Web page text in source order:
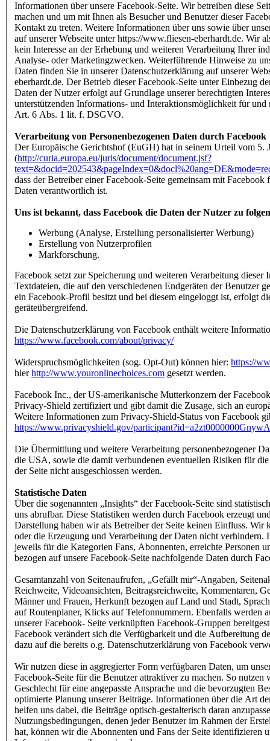
Informationen über unsere Facebook-Seite. Wir betreiben diese
machen und um mit Ihnen als Besucher und Benutzer dieser
Kontakt zu treten. Weitere Informationen über uns sowie über
auf unserer Webseite unter https://www.fliesen-eberhardt.de. Wir
kein Interesse an der Erhebung und weiteren Verarbeitung Ihrer
Analyse- oder Marketingzwecken. Weiterführende Hinweise zu
Daten finden Sie in unserer Datenschutzerklärung auf unserer
eberhardt.de. Der Betrieb dieser Facebook-Seite unter Einbezug
Daten der Nutzer erfolgt auf Grundlage unserer berechtigten
unterstützenden Informations- und Interaktionsmöglichkeit für
Art. 6 Abs. 1 lit. f. DSGVO.
Verarbeitung von Personenbezogenen Daten durch Facebook
Der Europäische Gerichtshof (EuGH) hat in seinem Urteil vom 5.
(http://curia.europa.eu/juris/document/document.jsf?
dass der Betreiber einer Facebook-Seite gemeinsam mit
Daten verantwortlich ist.
Uns ist bekannt, dass Facebook die Daten der Nutzer zu
Werbung (Analyse, Erstellung personalisierter Werbung)
Erstellung von Nutzerprofilen
Markforschung.
Facebook setzt zur Speicherung und weiteren Verarbeitung
Textdateien, die auf den verschiedenen Endgeräten der Benutzer
ein Facebook-Profil besitzt und bei diesem eingeloggt ist, erfolgt
geräteübergreifend.
Die Datenschutzerklärung von Facebook enthält weitere
https://www.facebook.com/about/privacy/
Widerspruchsmöglichkeiten (sog. Opt-Out) können hier: https://
hierhttp://www.youronlinechoices.com gesetzt werden.
Facebook Inc., der US-amerikanische Mutterkonzern der
Privacy-Shield zertifiziert und gibt damit die Zusage, sich an
Weitere Informationen zum Privacy-Shield-Status von Facebook
https://www.privacyshield.gov/
Die Übermittlung und weitere Verarbeitung personenbezogener
die USA, sowie die damit verbundenen eventuellen Risiken für
der Seite nicht ausgeschlossen werden.
Statistische Daten
Über die sogenannten „Insights“ der Facebook-Seite sind
uns abrufbar. Diese Statistiken werden durch Facebook erzeugt
Darstellung haben wir als Betreiber der Seite keinen Einfluss. Wir
oder die Erzeugung und Verarbeitung der Daten nicht verhindern.
jeweils für die Kategorien Fans, Abonnenten, erreichte Personen
bezogen auf unsere Facebook-Seite nachfolgende Daten durch
Gesamtanzahl von Seitenaufrufen, „Gefällt mir“-Angaben,
Reichweite, Videoansichten, Beitragsreichweite, Kommentaren,
Männer und Frauen, Herkunft bezogen auf Land und Stadt,
auf Routenplaner, Klicks auf Telefonnummern. Ebenfalls werden
unserer Facebook- Seite verknüpften Facebook-Gruppen
Facebook verändert sich die Verfügbarkeit und die Aufbereitung
dazu auf die bereits o.g. Datenschutzerklärung von Facebook
Wir nutzen diese in aggregierter Form verfügbaren Daten, um
Facebook-Seite für die Benutzer attraktiver zu machen. So
Geschlecht für eine angepasste Ansprache und die bevorzugten
optimierte Planung unserer Beiträge. Informationen über die Art
helfen uns dabei, die Beiträge optisch-gestalterisch daran
Nutzungsbedingungen, denen jeder Benutzer im Rahmen der
hat, können wir die Abonnenten und Fans der Seite identifizieren